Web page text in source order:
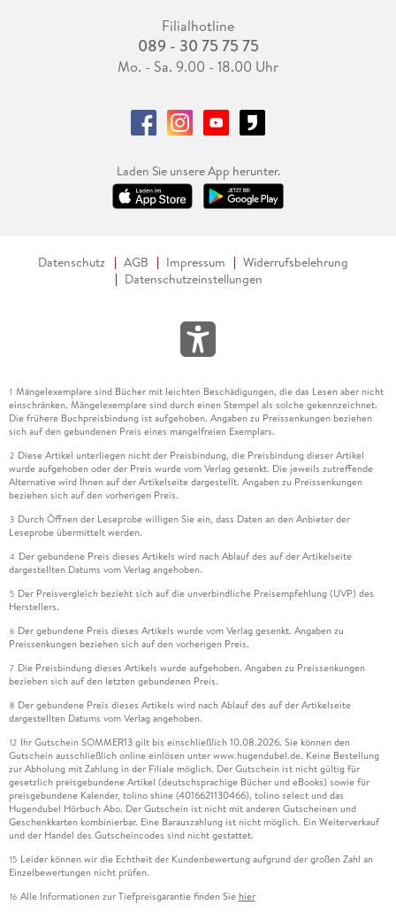
Filialhotline
089 - 30 75 75 75
Mo. - Sa. 9.00 - 18.00 Uhr
Laden Sie unsere App herunter.
Datenschutz AGB Impressum
Widerrufsbelehrung
Datenschutzeinstellungen
1 Mängelexemplare sind Bücher mit leichten Beschädigungen, die das Lesen aber nicht
einschränken. Mängelexemplare sind durch einen Stempel als solche gekennzeichnet.
Die frühere Buchpreisbindung ist aufgehoben. Angaben zu Preissenkungen beziehen
sich auf den gebundenen Preis eines mangelfreien Exemplars.
2 Diese Artikel unterliegen nicht der Preisbindung, die Preisbindung dieser Artikel
wurde aufgehoben oder der Preis wurde vom Verlag gesenkt. Die jeweils zutreffende
Alternative wird Ihnen auf der Artikelseite dargestellt. Angaben zu Preissenkungen
beziehen sich auf den vorherigen Preis.
3 Durch Öffnen der Leseprobe willigen Sie ein, dass Daten an den Anbieter der
Leseprobe übermittelt werden.
4 Der gebundene Preis dieses Artikels wird nach Ablauf des auf der Artikelseite
dargestellten Datums vom Verlag angehoben.
5 Der Preisvergleich bezieht sich auf die unverbindliche Preisempfehlung (UVP) des
Herstellers.
6 Der gebundene Preis dieses Artikels wurde vom Verlag gesenkt. Angaben zu
Preissenkungen beziehen sich auf den vorherigen Preis.
7 Die Preisbindung dieses Artikels wurde aufgehoben. Angaben zu Preissenkungen
beziehen sich auf den letzten gebundenen Preis.
8 Der gebundene Preis dieses Artikels wird nach Ablauf des auf der Artikelseite
dargestellten Datums vom Verlag angehoben.
12 Ihr Gutschein SOMMER13 gilt bis einschließlich 10.08.2026. Sie können den
Gutschein ausschließlich online einlösen unter www.hugendubel.de. Keine Bestellung
zur Abholung mit Zahlung in der Filiale möglich. Der Gutschein ist nicht gültig für
gesetzlich preisgebundene Artikel (deutschsprachige Bücher und eBooks) sowie für
preisgebundene Kalender, tolino shine (4016621130466), tolino select und das
Hugendubel Hörbuch Abo. Der Gutschein ist nicht mit anderen Gutscheinen und
Geschenkkarten kombinierbar. Eine Barauszahlung ist nicht möglich. Ein Weiterverkauf
und der Handel des Gutscheincodes sind nicht gestattet.
15 Leider können wir die Echtheit der Kundenbewertung aufgrund der großen Zahl an
Einzelbewertungen nicht prüfen.
16 Alle Informationen zur Tiefpreisgarantie finden Sie hier